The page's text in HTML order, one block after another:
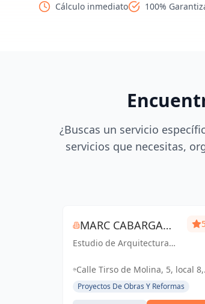
Cálculo inmediato
100%
¿Buscas un servicio
servicios que necesitas,
MARC CABARGA
SANGENIS
Estudio de Arquitectura
de obra nueva.
Calle Tirso de Molina, 5, local 8,
38005 Santa Cruz de Tenerife,
España, España
Proyectos De Obras Y Reformas